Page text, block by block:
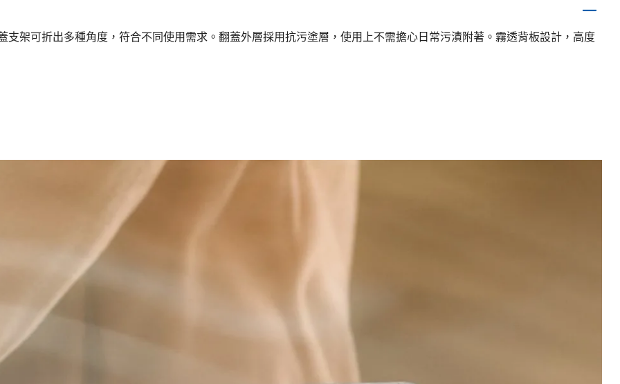
支架可折出多種角度，符合不同使用需求。翻蓋外層採用抗污塗層，使用上不需擔心日常污漬附著。霧透背板設計，高度